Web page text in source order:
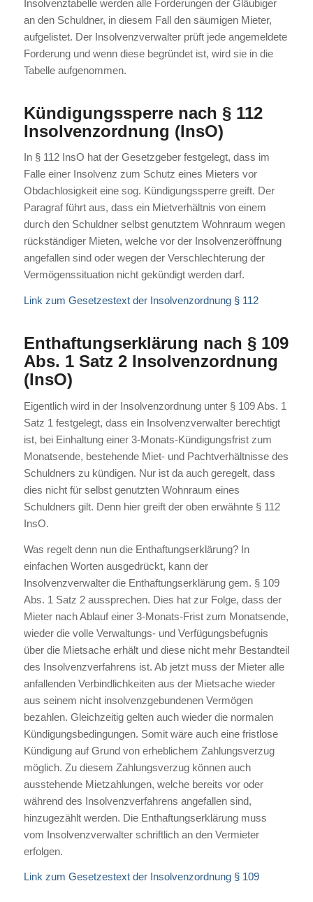
Insolvenztabelle werden alle Forderungen der Gläubiger
an den Schuldner, in diesem Fall den säumigen Mieter,
aufgelistet. Der Insolvenzverwalter prüft jede angemeldete
Forderung und wenn diese begründet ist, wird sie in die
Tabelle aufgenommen.
Kündigungssperre nach § 112
Insolvenzordnung (InsO)
In § 112 InsO hat der Gesetzgeber festgelegt, dass im
Falle einer Insolvenz zum Schutz eines Mieters vor
Obdachlosigkeit eine sog. Kündigungssperre greift. Der
Paragraf führt aus, dass ein Mietverhältnis von einem
durch den Schuldner selbst genutztem Wohnraum wegen
rückständiger Mieten, welche vor der Insolvenzeröffnung
angefallen sind oder wegen der Verschlechterung der
Vermögenssituation nicht gekündigt werden darf.
Link zum Gesetzestext der Insolvenzordnung § 112
Enthaftungserklärung nach § 109
Abs. 1 Satz 2 Insolvenzordnung
(InsO)
Eigentlich wird in der Insolvenzordnung unter § 109 Abs. 1
Satz 1 festgelegt, dass ein Insolvenzverwalter berechtigt
ist, bei Einhaltung einer 3-Monats-Kündigungsfrist zum
Monatsende, bestehende Miet- und Pachtverhältnisse des
Schuldners zu kündigen. Nur ist da auch geregelt, dass
dies nicht für selbst genutzten Wohnraum eines
Schuldners gilt. Denn hier greift der oben erwähnte § 112
InsO.
Was regelt denn nun die Enthaftungserklärung? In
einfachen Worten ausgedrückt, kann der
Insolvenzverwalter die Enthaftungserklärung gem. § 109
Abs. 1 Satz 2 aussprechen. Dies hat zur Folge, dass der
Mieter nach Ablauf einer 3-Monats-Frist zum Monatsende,
wieder die volle Verwaltungs- und Verfügungsbefugnis
über die Mietsache erhält und diese nicht mehr Bestandteil
des Insolvenzverfahrens ist. Ab jetzt muss der Mieter alle
anfallenden Verbindlichkeiten aus der Mietsache wieder
aus seinem nicht insolvenzgebundenen Vermögen
bezahlen. Gleichzeitig gelten auch wieder die normalen
Kündigungsbedingungen. Somit wäre auch eine fristlose
Kündigung auf Grund von erheblichem Zahlungsverzug
möglich. Zu diesem Zahlungsverzug können auch
ausstehende Mietzahlungen, welche bereits vor oder
während des Insolvenzverfahrens angefallen sind,
hinzugezählt werden. Die Enthaftungserklärung muss
vom Insolvenzverwalter schriftlich an den Vermieter
erfolgen.
Link zum Gesetzestext der Insolvenzordnung § 109